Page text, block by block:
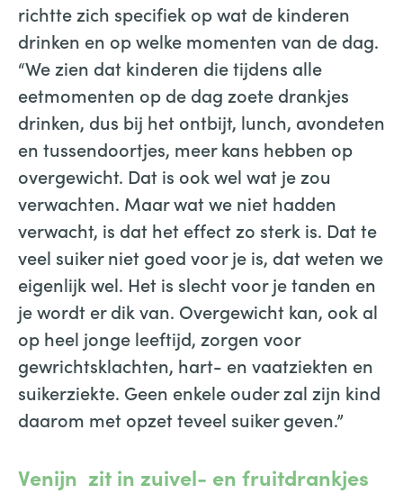
richtte zich specifiek op wat de kinderen
drinken en op welke momenten van de dag.
“We zien dat kinderen die tijdens alle
eetmomenten op de dag zoete drankjes
drinken, dus bij het ontbijt, lunch, avondeten
en tussendoortjes, meer kans hebben op
overgewicht. Dat is ook wel wat je zou
verwachten. Maar wat we niet hadden
verwacht, is dat het effect zo sterk is. Dat te
veel suiker niet goed voor je is, dat weten we
eigenlijk wel. Het is slecht voor je tanden en
je wordt er dik van. Overgewicht kan, ook al
op heel jonge leeftijd, zorgen voor
gewrichtsklachten, hart- en vaatziekten en
suikerziekte. Geen enkele ouder zal zijn kind
daarom met opzet teveel suiker geven.”
Venijn zit in zuivel- en fruitdrankjes